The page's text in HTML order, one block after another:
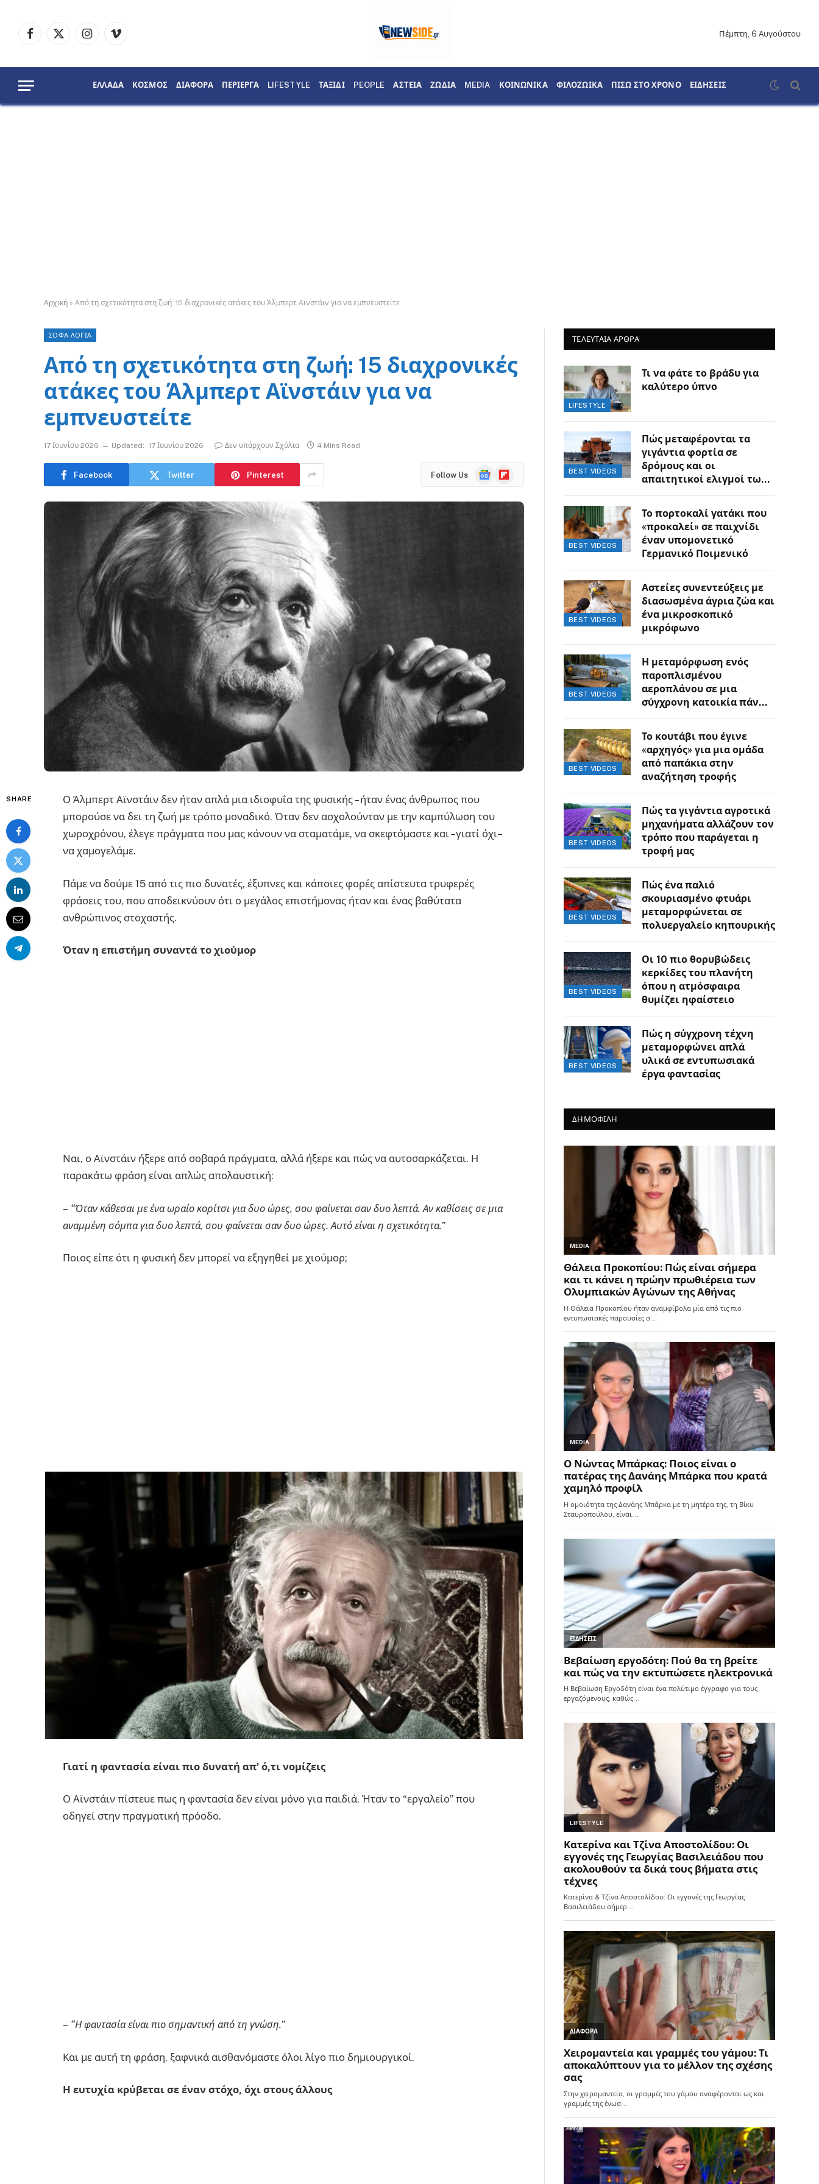
Facebook
X
InstagramVimeo
Πέμπτη, 6 Αυγούστου
ΕΛΛΑΔΑ ΚΟΣΜΟΣ ΔΙΑΦΟΡΑ ΠΕΡΙΕΡΓΑ LIFESTYLE ΤΑΞΙΔΙ PEOPLE ΑΣΤΕΙΑ ΖΩΔΙΑ MEDIA ΚΟΙΝΩΝΙΚΑ ΦΙΛΟΖΩΙΚΑ ΠΙΣΩ ΣΤΟ ΧΡΟΝΟ ΕΙΔΗΣΕΙΣ
Αρχική » Από τη σχετικότητα στη ζωή: 15 διαχρονικές ατάκες του Άλμπερτ Αϊνστάιν για να εμπνευστείτε
ΣΟΦΑ ΛΟΓΙΑ
Από τη σχετικότητα στη ζωή: 15 διαχρονικές
ατάκες του Άλμπερτ Αϊνστάιν για να
εμπνευστείτε
17 Ιουνίου 2026 Updated: 17 Ιουνίου 2026 Δεν υπάρχουν Σχόλια 4 Mins Read
Facebook Twitter Pinterest Follow Us
GoogleFlipboard
SHARE
Ο Άλμπερτ Αϊνστάιν δεν ήταν απλά μια ιδιοφυΐα της φυσικής – ήταν ένας άνθρωπος που
μπορούσε να δει τη ζωή με τρόπο μοναδικό. Όταν δεν ασχολούνταν με την καμπύλωση του
χωροχρόνου, έλεγε πράγματα που μας κάνουν να σταματάμε, να σκεφτόμαστε και –γιατί όχι–
να χαμογελάμε.
Πάμε να δούμε 15 από τις πιο δυνατές, έξυπνες και κάποιες φορές απίστευτα τρυφερές
φράσεις του, που αποδεικνύουν ότι ο μεγάλος επιστήμονας ήταν και ένας βαθύτατα
ανθρώπινος στοχαστής.
Όταν η επιστήμη συναντά το χιούμορ
Ναι, ο Αϊνστάιν ήξερε από σοβαρά πράγματα, αλλά ήξερε και πώς να αυτοσαρκάζεται. Η
παρακάτω φράση είναι απλώς απολαυστική:
– “Όταν κάθεσαι με ένα ωραίο κορίτσι για δυο ώρες, σου φαίνεται σαν δυο λεπτά. Αν καθίσεις σε μια
αναμμένη σόμπα για δυο λεπτά, σου φαίνεται σαν δυο ώρες. Αυτό είναι η σχετικότητα.”
Ποιος είπε ότι η φυσική δεν μπορεί να εξηγηθεί με χιούμορ;
Γιατί η φαντασία είναι πιο δυνατή απ’ ό,τι νομίζεις
Ο Αϊνστάιν πίστευε πως η φαντασία δεν είναι μόνο για παιδιά. Ήταν το “εργαλείο” που
οδηγεί στην πραγματική πρόοδο.
– “Η φαντασία είναι πιο σημαντική από τη γνώση.”
Και με αυτή τη φράση, ξαφνικά αισθανόμαστε όλοι λίγο πιο δημιουργικοί.
Η ευτυχία κρύβεται σε έναν στόχο, όχι στους άλλους
ΤΕΛΕΥΤΑΙΑ ΑΡΘΡΑ
LIFESTYLE
Τι να φάτε το βράδυ για
καλύτερο ύπνο
BEST VIDEOS
Πώς μεταφέρονται τα
γιγάντια φορτία σε
δρόμους και οι
απαιτητικοί ελιγμοί των
BEST VIDEOS
Το πορτοκαλί γατάκι που
«προκαλεί» σε παιχνίδι
έναν υπομονετικό
Γερμανικό Ποιμενικό
BEST VIDEOS
Αστείες συνεντεύξεις με
διασωσμένα άγρια ζώα και
ένα μικροσκοπικό
μικρόφωνο
BEST VIDEOS
Η μεταμόρφωση ενός
παροπλισμένου
αεροπλάνου σε μια
σύγχρονη κατοικία πάνω
BEST VIDEOS
Το κουτάβι που έγινε
«αρχηγός» για μια ομάδα
από παπάκια στην
αναζήτηση τροφής
BEST VIDEOS
Πώς τα γιγάντια αγροτικά
μηχανήματα αλλάζουν τον
τρόπο που παράγεται η
τροφή μας
BEST VIDEOS
Πώς ένα παλιό
σκουριασμένο φτυάρι
μεταμορφώνεται σε
πολυεργαλείο κηπουρικής
BEST VIDEOS
Οι 10 πιο θορυβώδεις
κερκίδες του πλανήτη
όπου η ατμόσφαιρα
θυμίζει ηφαίστειο
BEST VIDEOS
Πώς η σύγχρονη τέχνη
μεταμορφώνει απλά
υλικά σε εντυπωσιακά
έργα φαντασίας
ΔΗΜΟΦΙΛΗ